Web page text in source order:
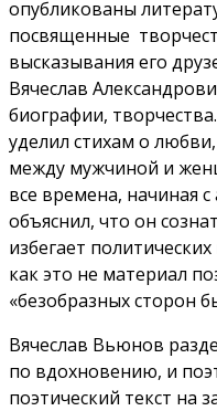
опубликованы
посвященные
высказывания его
Вячеслав
биографии,
уделил стихам о
между мужчиной и
все времена, начиная
объяснил, что он
избегает
как это не материал
«безобразных сторон
Вячеслав Вьюнов
по вдохновению, и
поэтический текст на